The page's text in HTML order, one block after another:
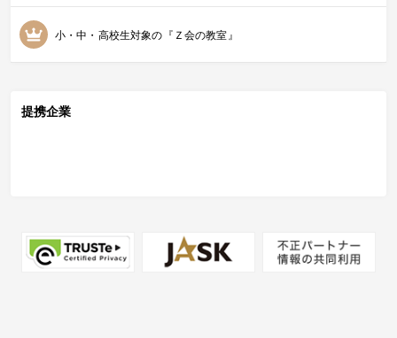
小・中・高校生対象の『Ｚ会の教室』
提携企業